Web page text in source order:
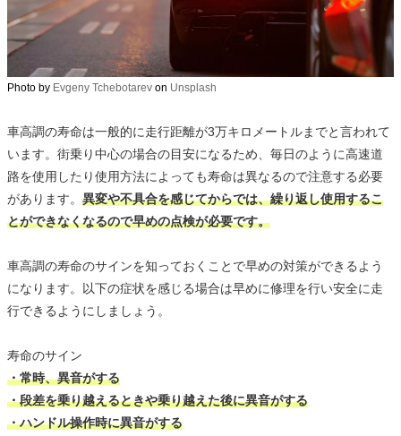
Photo by Evgeny Tchebotarev on Unsplash
車高調の寿命は一般的に走行距離が3万キロメートルまでと言われて
います。街乗り中心の場合の目安になるため、毎日のように高速道
路を使用したり使用方法によっても寿命は異なるので注意する必要
があります。 異変や不具合を感じてからでは、繰り返し使用するこ
とができなくなるので早めの点検が必要です。
車高調の寿命のサインを知っておくことで早めの対策ができるよう
になります。以下の症状を感じる場合は早めに修理を行い安全に走
行できるようにしましょう。
寿命のサイン
・常時、異音がする
・段差を乗り越えるときや乗り越えた後に異音がする
・ハンドル操作時に異音がする